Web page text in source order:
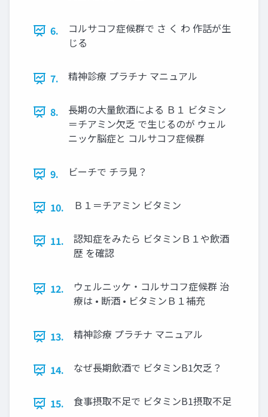
6.
コルサコフ症候群で さ く わ 作話が生
じる
7. 精神診療 プラチナ マニュアル
8.
長期の大量飲酒による Ｂ１ ビタミン
＝チアミン欠乏 で生じるのが ウェル
ニッケ脳症と コルサコフ症候群
9. ビーチで チラ見？
10. Ｂ１＝チアミン ビタミン
11.
認知症をみたら ビタミンＢ１や飲酒
歴 を確認
12.
ウェルニッケ・コルサコフ症候群 治
療は • 断酒 • ビタミンＢ１補充
13. 精神診療 プラチナ マニュアル
14. なぜ長期飲酒で ビタミンB1欠乏？
15. 食事摂取不足で ビタミンB1摂取不足